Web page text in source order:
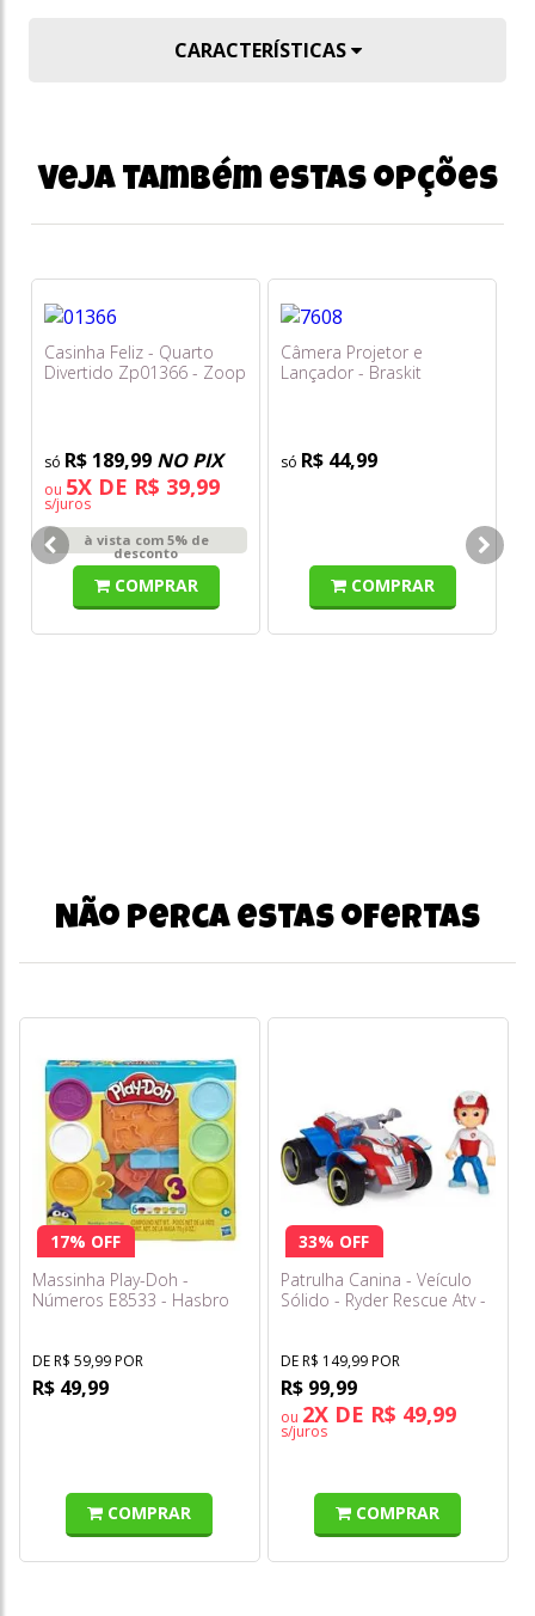
CARACTERÍSTICAS
Veja também estas opções
Casinha Feliz - Quarto
Divertido Zp01366 - Zoop
R$ 189,99 NO PIX
ou 5X DE R$ 39,99
s/juros
à vista com 5% de
desconto
COMPRAR
Câmera Projetor e
Lançador - Braskit
R$ 44,99
COMPRAR
Não perca estas ofertas
17% OFF
Massinha Play-Doh -
Números E8533 - Hasbro
DE R$ 59,99 POR
R$ 49,99
COMPRAR
33% OFF
Patrulha Canina - Veículo
Sólido - Ryder Rescue Atv -
DE R$ 149,99 POR
R$ 99,99
ou 2X DE R$ 49,99
s/juros
COMPRAR